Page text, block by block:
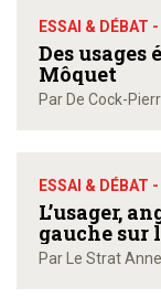
ESSAI & DÉBAT -
Des
Môquet
Par De Cock-
ESSAI & DÉBAT -
L’usager,
gauche sur
Par Le Strat Anne